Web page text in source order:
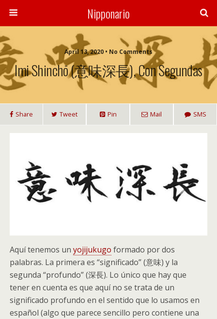
Nipponario
April 13, 2020 • No Comments
Imi Shinchō (意味深長), Con Segundas
Share Tweet Pin Mail SMS
Aquí tenemos un yojijukugo formado por dos
palabras. La primera es “significado” (意味) y la
segunda “profundo” (深長). Lo único que hay que
tener en cuenta es que aquí no se trata de un
significado profundo en el sentido que lo usamos en
español (algo que parece sencillo pero contiene una